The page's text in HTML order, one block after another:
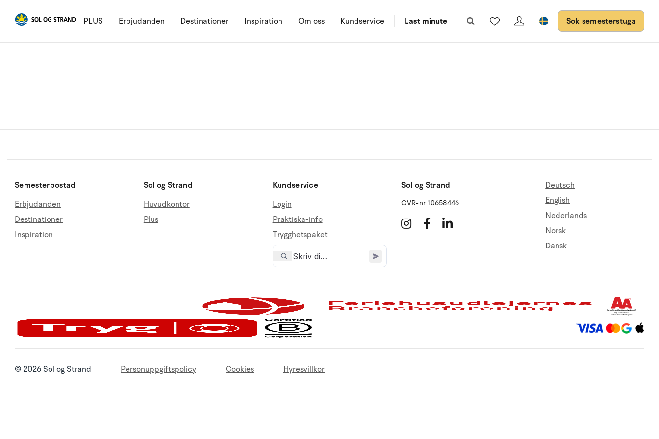
PLUS Erbjudanden Destinationer Inspiration Om oss Kundservice Last minute Sok semesterstuga
Semesterbostad
Erbjudanden
Destinationer
Inspiration
Sol og Strand
Huvudkontor
Plus
Kundservice
Login
Praktiska-info
Trygghetspaket
Sol og Strand
CVR-nr 10658446
Deutsch
English
Nederlands
Norsk
Dansk
© 2026 Sol og Strand Personuppgiftspolicy Cookies Hyresvillkor